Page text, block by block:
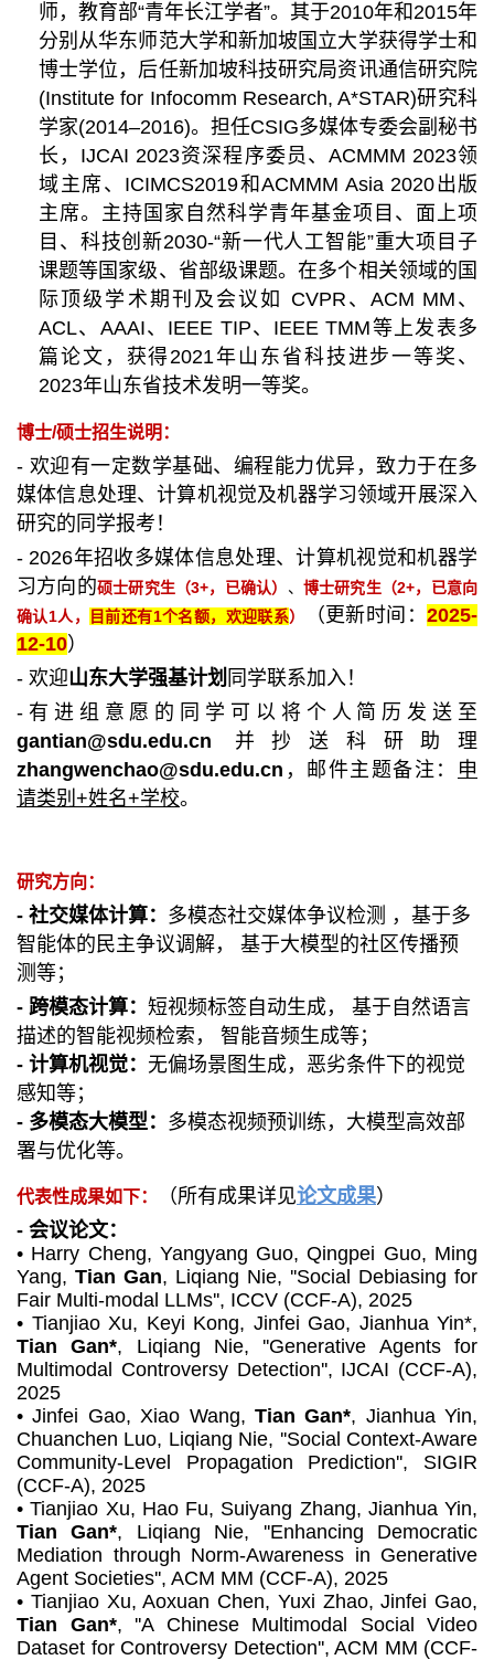
师，教育部“青年长江学者”。其于2010年和2015年
分别从华东师范大学和新加坡国立大学获得学士和
博士学位，后任新加坡科技研究局资讯通信研究院
(Institute for Infocomm Research, A*STAR)研究科
学家(2014–2016)。担任CSIG多媒体专委会副秘书
长，IJCAI 2023资深程序委员、ACMMM 2023领
域主席、ICIMCS2019和ACMMM Asia 2020出版
主席。主持国家自然科学青年基金项目、面上项
目、科技创新2030-“新一代人工智能”重大项目子
课题等国家级、省部级课题。在多个相关领域的国
际顶级学术期刊及会议如 CVPR、ACM MM、
ACL、AAAI、IEEE TIP、IEEE TMM等上发表多
篇论文，获得2021年山东省科技进步一等奖、
2023年山东省技术发明一等奖。
博士/硕士招生说明：
- 欢迎有一定数学基础、编程能力优异，致力于在多
媒体信息处理、计算机视觉及机器学习领域开展深入
研究的同学报考！
- 2026年招收多媒体信息处理、计算机视觉和机器学
习方向的硕士研究生（3+，已确认） 、 博士研究生（2+，已意向
确认1人，
目前还有1个名额，欢迎联系） （更新时间：2025-
12-10）
- 欢迎山东大学强基计划 同学联系加入！
-有进组意愿的同学可以将个人简历发送至
gantian@sdu.edu.cn 并抄送科研助理
zhangwenchao@sdu.edu.cn ，邮件主题备注： 申
请类别+姓名+学校。
研究方向：
- 社交媒体计算： 多模态社交媒体争议检测 ，基于多
智能体的民主争议调解， 基于大模型的社区传播预
测等；
- 跨模态计算： 短视频标签自动生成， 基于自然语言
描述的智能视频检索， 智能音频生成等；
- 计算机视觉： 无偏场景图生成，恶劣条件下的视觉
感知等；
- 多模态大模型： 多模态视频预训练，大模型高效部
署与优化等。
代表性成果如下： （所有成果详见论文成果）
- 会议论文：
• Harry Cheng, Yangyang Guo, Qingpei Guo, Ming
Yang, Tian Gan, Liqiang Nie, ''Social Debiasing for
Fair Multi-modal LLMs'', ICCV (CCF-A), 2025
• Tianjiao Xu, Keyi Kong, Jinfei Gao, Jianhua Yin*,
Tian Gan*, Liqiang Nie, ''Generative Agents for
Multimodal Controversy Detection'', IJCAI (CCF-A),
2025
•Jinfei Gao, Xiao Wang, Tian Gan*, Jianhua Yin,
Chuanchen Luo, Liqiang Nie, ''Social Context-Aware
Community-Level Propagation Prediction'', SIGIR
(CCF-A), 2025
•Tianjiao Xu, Hao Fu, Suiyang Zhang, Jianhua Yin,
Tian Gan*, Liqiang Nie, ''Enhancing Democratic
Mediation through Norm-Awareness in Generative
Agent Societies'', ACM MM (CCF-A), 2025
• Tianjiao Xu, Aoxuan Chen, Yuxi Zhao, Jinfei Gao,
Tian Gan*, ''A Chinese Multimodal Social Video
Dataset for Controversy Detection'', ACM MM (CCF-